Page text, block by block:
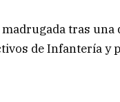
tras
de Infantería y